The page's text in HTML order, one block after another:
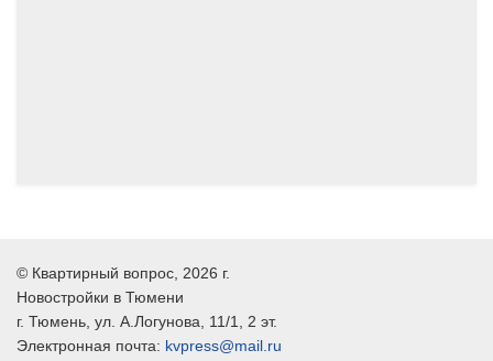
© Квартирный вопрос , 2026 г.
Новостройки в Тюмени
г. Тюмень , ул. А.Логунова, 11/1, 2 эт.
Электронная почта: kvpress@mail.ru